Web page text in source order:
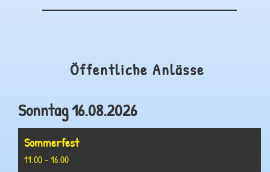
Öffentliche Anlässe
Sonntag 16.08.2026
Sommerfest
11:00 - 16:00